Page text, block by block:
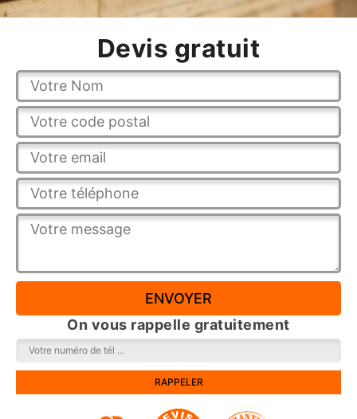
Devis gratuit
On vous rappelle gratuitement